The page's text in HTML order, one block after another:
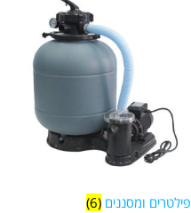
תגיות מוצר
פילטרים ומסננים (6)